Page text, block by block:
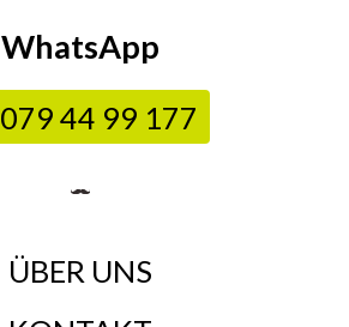
WhatsApp
079 44 99 177
ÜBER UNS